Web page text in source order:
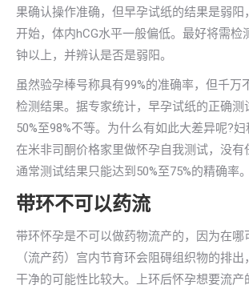
果确认操作准确，但早孕试纸的结果是弱阳
开始，体内hCG水平一般偏低。最好将需检
钟以上，并辨认是否是弱阳。
虽然验孕棒号称具有99%的准确率，但千万
检测结果。据专家统计，早孕试纸的正确测
50%至98%不等。为什么有如此大差异呢?
在米非司酮价格家里做怀孕自我测试，没有
通常测试结果只能达到50%至75%的精确率。
带环不可以药流
带环怀孕是不可以做药物流产的，因为在哪
（流产药）宫内节育环会阻碍组织物的排
干净的可能性比较大。上环后怀孕想要流产